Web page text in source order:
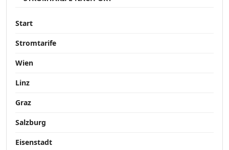
Start
Stromtarife
Wien
Linz
Graz
Salzburg
Eisenstadt